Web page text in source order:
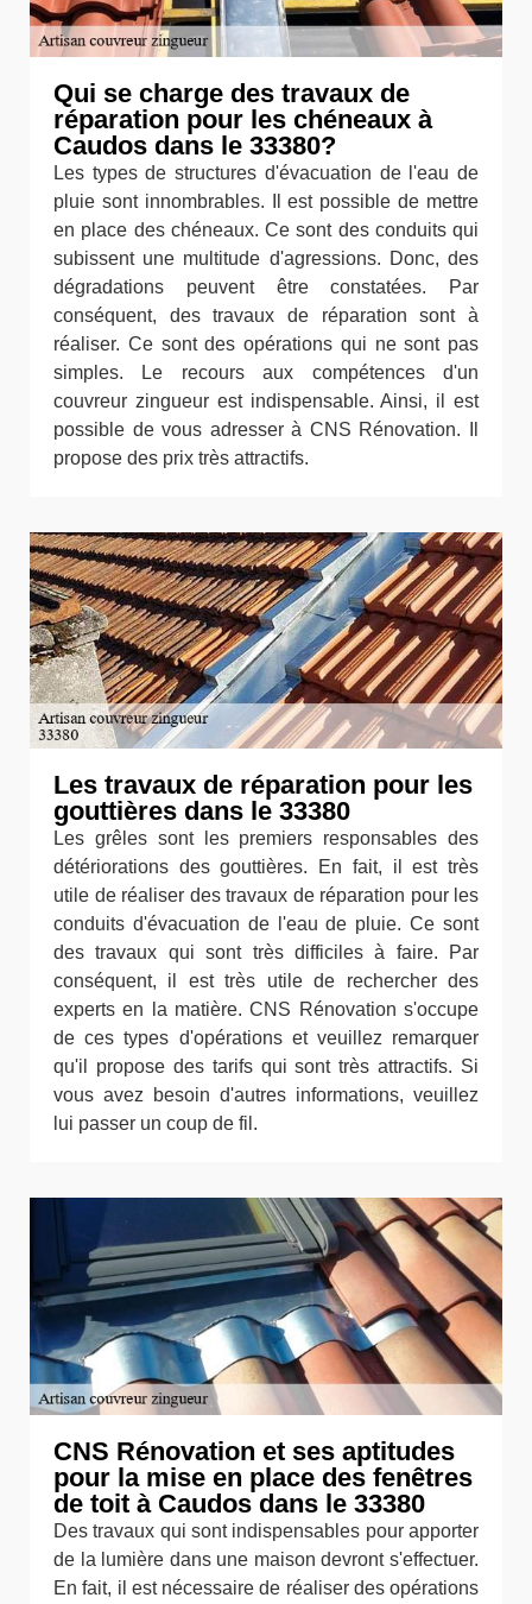
Qui se charge des travaux de
réparation pour les chéneaux à
Caudos dans le 33380?
Les types de structures d'évacuation de l'eau de
pluie sont innombrables. Il est possible de mettre
en place des chéneaux. Ce sont des conduits qui
subissent une multitude d'agressions. Donc, des
dégradations peuvent être constatées. Par
conséquent, des travaux de réparation sont à
réaliser. Ce sont des opérations qui ne sont pas
simples. Le recours aux compétences d'un
couvreur zingueur est indispensable. Ainsi, il est
possible de vous adresser à CNS Rénovation. Il
propose des prix très attractifs.
Les travaux de réparation pour les
gouttières dans le 33380
Les grêles sont les premiers responsables des
détériorations des gouttières. En fait, il est très
utile de réaliser des travaux de réparation pour les
conduits d'évacuation de l'eau de pluie. Ce sont
des travaux qui sont très difficiles à faire. Par
conséquent, il est très utile de rechercher des
experts en la matière. CNS Rénovation s'occupe
de ces types d'opérations et veuillez remarquer
qu'il propose des tarifs qui sont très attractifs. Si
vous avez besoin d'autres informations, veuillez
lui passer un coup de fil.
CNS Rénovation et ses aptitudes
pour la mise en place des fenêtres
de toit à Caudos dans le 33380
Des travaux qui sont indispensables pour apporter
de la lumière dans une maison devront s'effectuer.
En fait, il est nécessaire de réaliser des opérations